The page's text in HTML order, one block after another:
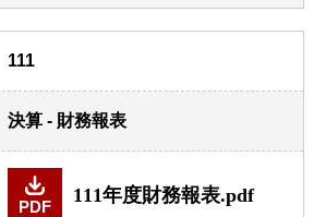
111
決算 - 財務報表
PDF
111年度財務報表.pdf